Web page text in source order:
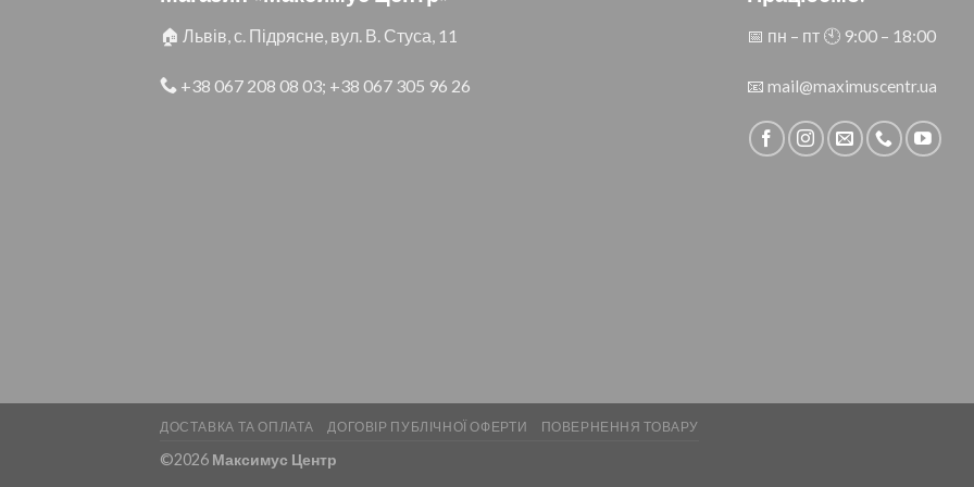
🏠 Львів, с. Підрясне, вул. В. Стуса, 11
+38 067 208 08 03; +38 067 305 96 26
📅 пн – пт 🕙︎ 9:00 – 18:00
📧 mail@maximuscentr.ua
ДОСТАВКА ТА ОПЛАТА ДОГОВІР ПУБЛІЧНОЇ ОФЕРТИ ПОВЕРНЕННЯ ТОВАРУ
©2026 Максимус Центр